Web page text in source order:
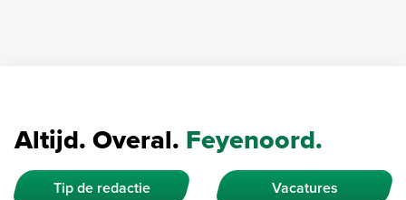
Altijd. Overal. Feyenoord.
Tip de redactie Vacatures